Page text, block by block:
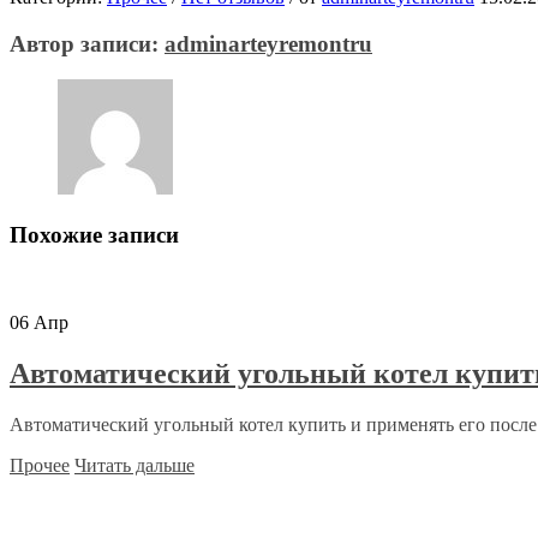
Автор записи: adminarteyremontru
Похожие записи
06 Апр
Автоматический угольный котел
Автоматический угольный котел купить и применять его
Прочее Читать дальше